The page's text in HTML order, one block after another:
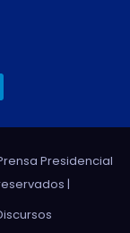
Presidencial
|